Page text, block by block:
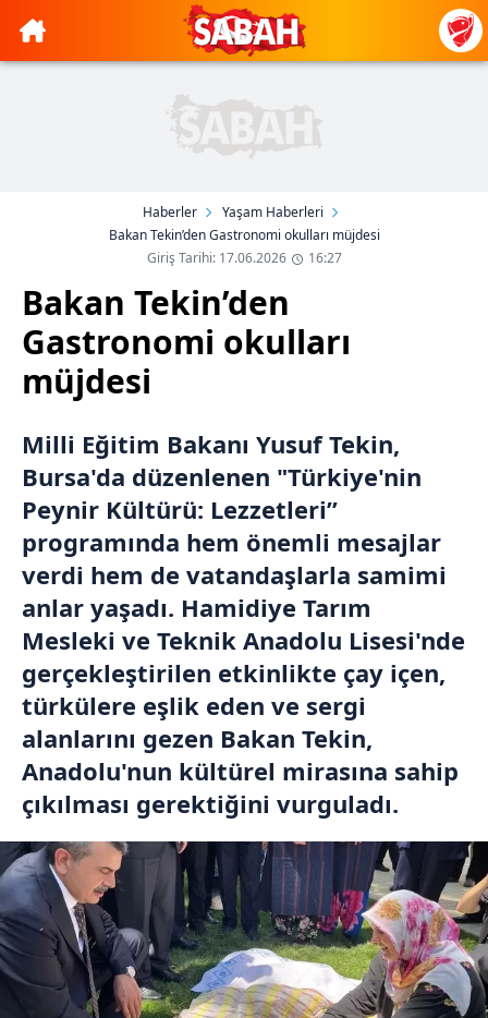
Haberler
Yaşam Haberleri
Bakan Tekin’den Gastronomi okulları müjdesi
Giriş Tarihi: 17.06.2026
16:27
Bakan Tekin’den
Gastronomi okulları
müjdesi
Milli Eğitim Bakanı Yusuf Tekin,
Bursa'da düzenlenen "Türkiye'nin
Peynir Kültürü: Lezzetleri”
programında hem önemli mesajlar
verdi hem de vatandaşlarla samimi
anlar yaşadı. Hamidiye Tarım
Mesleki ve Teknik Anadolu Lisesi'nde
gerçekleştirilen etkinlikte çay içen,
türkülere eşlik eden ve sergi
alanlarını gezen Bakan Tekin,
Anadolu'nun kültürel mirasına sahip
çıkılması gerektiğini vurguladı.